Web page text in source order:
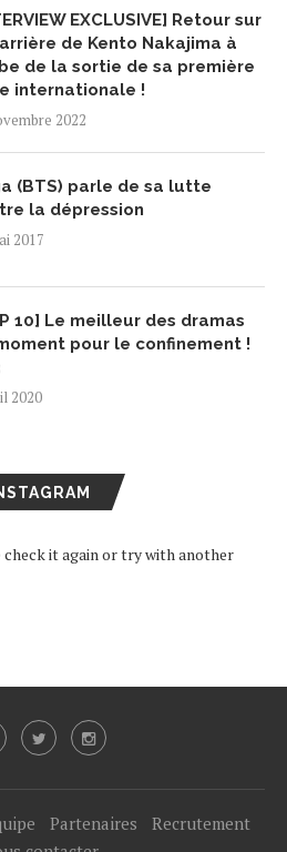
EXCLUSIVE] Retour sur
de Kento Nakajima à
de la sortie de sa première
internationale !
2022
(BTS) parle de sa lutte
la dépression
2017
10] Le meilleur des dramas
pour le confinement !
2020
check it again or try with another
Partenaires
Recrutement